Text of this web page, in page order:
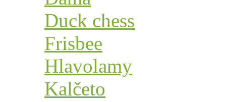
Duck chess
Frisbee
Hlavolamy
Kalčeto